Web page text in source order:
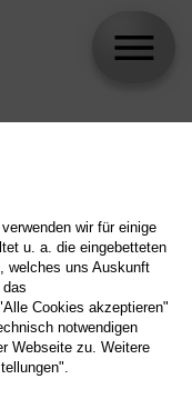
wir für einige
u. a. die eingebetteten
welches uns Auskunft
Cookies akzeptieren"
notwendigen
Webseite zu. Weitere